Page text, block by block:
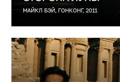
МАЙКЛ БЭЙ, ГОНКОНГ, 2011